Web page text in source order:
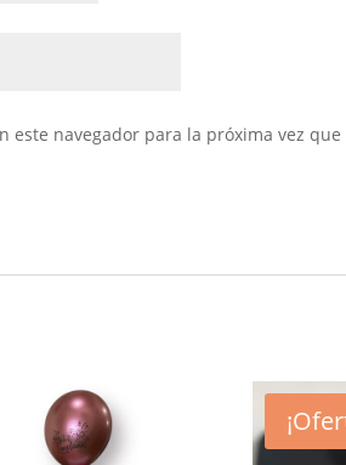
este navegador para la próxima vez que